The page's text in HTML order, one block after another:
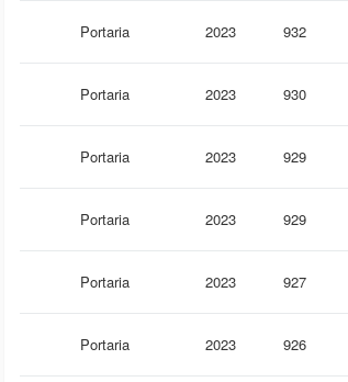
Portaria 2023 932
Portaria 2023 930
Portaria 2023 929
Portaria 2023 929
Portaria 2023 927
Portaria 2023 926